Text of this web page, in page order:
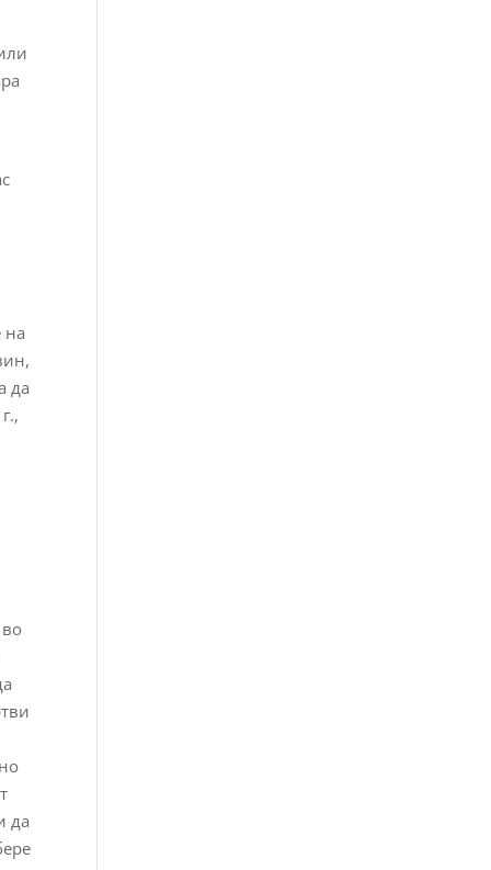
на
да
да